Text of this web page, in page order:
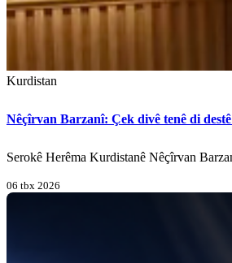
Kurdistan
Nêçîrvan Barzanî: Çek divê tenê di
Serokê Herêma Kurdistanê Nêçîrvan
06 tbx 2026